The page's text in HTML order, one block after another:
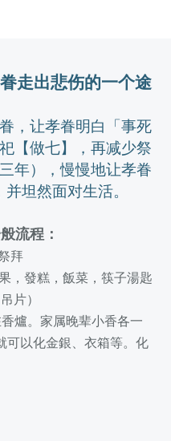
走出悲伤的一个途
，让孝眷明白「事死
【做七】，再减少祭
年），慢慢地让孝眷
坦然面对生活。
流程：
拜
，發糕，飯菜，筷子湯匙
片）
爐。家属晚辈小香各一
可以化金銀、衣箱等。化